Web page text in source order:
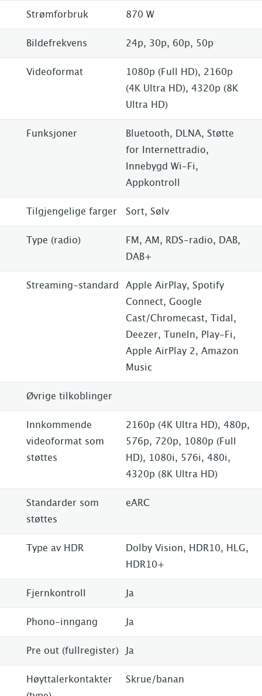
Strømforbruk 870 W
Bildefrekvens 24p, 30p, 60p, 50p
Videoformat
1080p (Full HD), 2160p
(4K Ultra HD), 4320p (8K
Ultra HD)
Funksjoner
Bluetooth, DLNA, Støtte
for Internettradio,
Innebygd Wi-Fi,
Appkontroll
Tilgjengelige farger Sort, Sølv
Type (radio)
FM, AM, RDS-radio, DAB,
DAB+
Streaming-standard
Apple AirPlay, Spotify
Connect, Google
Cast/Chromecast, Tidal,
Deezer, TuneIn, Play-Fi,
Apple AirPlay 2, Amazon
Music
Øvrige tilkoblinger
Innkommende
videoformat som
støttes
2160p (4K Ultra HD), 480p,
576p, 720p, 1080p (Full
HD), 1080i, 576i, 480i,
4320p (8K Ultra HD)
Standarder som
støttes
eARC
Type av HDR
Dolby Vision, HDR10, HLG,
HDR10+
Fjernkontroll Ja
Phono-inngang Ja
Pre out (fullregister) Ja
Høyttalerkontakter
Skrue/banan